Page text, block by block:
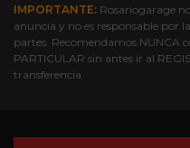
IMPORTANTE: Rosariogarage
anuncia y no es responsable por
partes. Recomendamos NUNCA
PARTICULAR sin antes ir al
transferencia.